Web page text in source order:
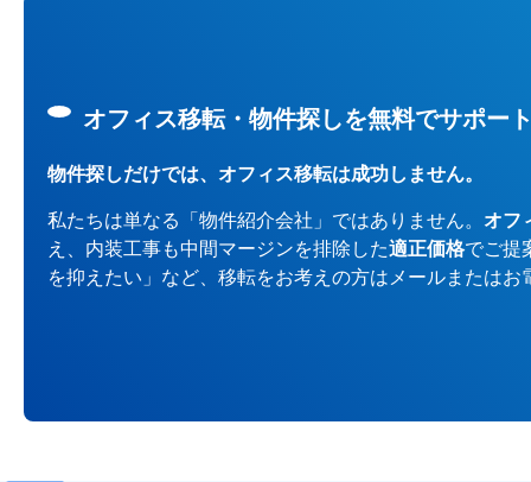
オフィス移転・物件探しを無料でサポー
物件探しだけでは、オフィス移転は成功しません。
私たちは単なる「物件紹介会社」ではありません。 オフ
え、内装工事も中間マージンを排除した適正価格でご提
を抑えたい」など、移転をお考えの方はメールまたは